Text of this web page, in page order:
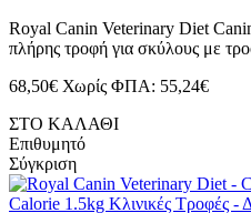
Royal Canin Veterinary Diet
πλήρης τροφή για σκύλους με
68,50€ Χωρίς ΦΠΑ: 55,24€
ΣΤΟ ΚΑΛΑΘΙ
Επιθυμητό
Σύγκριση